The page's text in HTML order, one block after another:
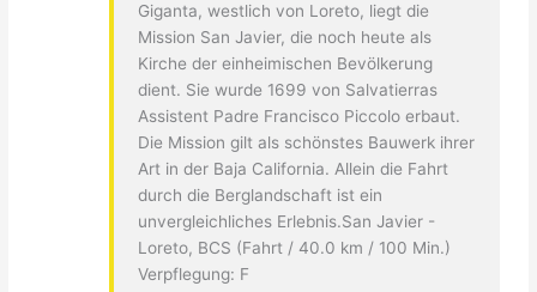
Giganta, westlich von Loreto, liegt die
Mission San Javier, die noch heute als
Kirche der einheimischen Bevölkerung
dient. Sie wurde 1699 von Salvatierras
Assistent Padre Francisco Piccolo erbaut.
Die Mission gilt als schönstes Bauwerk ihrer
Art in der Baja California. Allein die Fahrt
durch die Berglandschaft ist ein
unvergleichliches Erlebnis.San Javier -
Loreto, BCS (Fahrt / 40.0 km / 100 Min.)
Verpflegung: F